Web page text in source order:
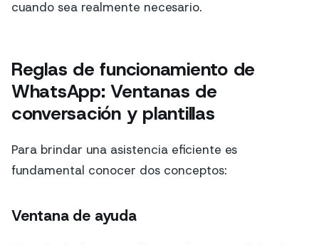
cuando sea realmente necesario.
Reglas de funcionamiento de
WhatsApp: Ventanas de
conversación y plantillas
Para brindar una asistencia eficiente es
fundamental conocer dos conceptos:
Ventana de ayuda